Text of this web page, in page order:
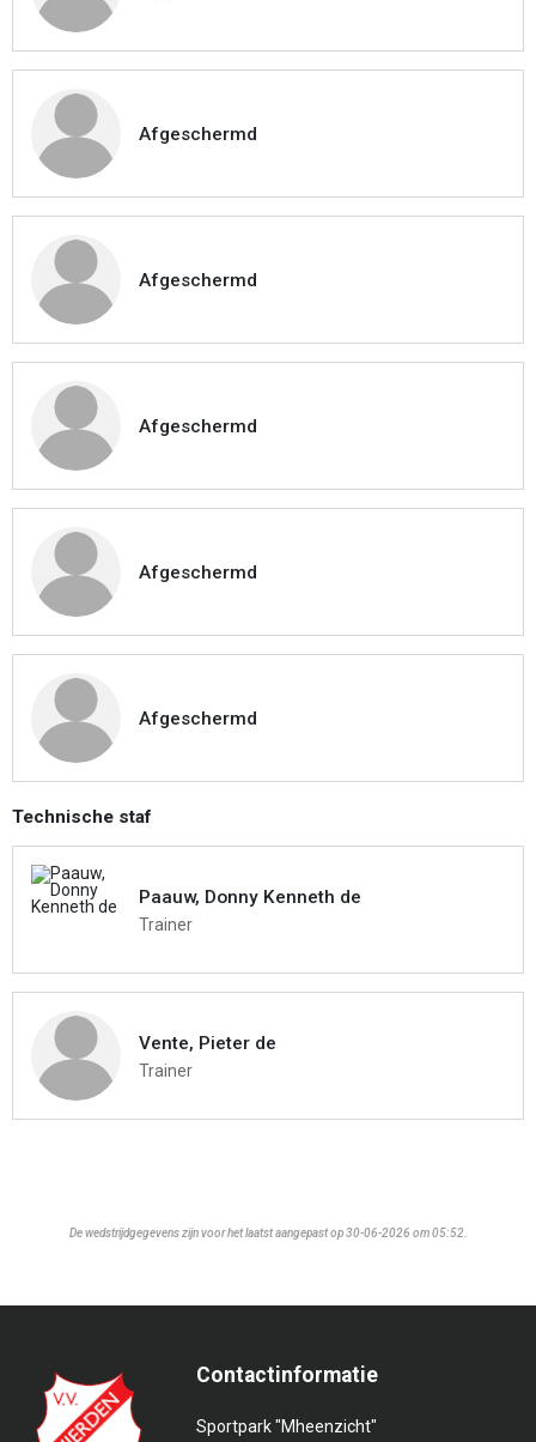
Afgeschermd
Afgeschermd
Afgeschermd
Afgeschermd
Afgeschermd
Technische staf
Paauw, Donny Kenneth de
Trainer
Vente, Pieter de
Trainer
De wedstrijdgegevens zijn voor het laatst aangepast op 30-06-2026 om 05:52.
Contactinformatie
Sportpark "Mheenzicht"